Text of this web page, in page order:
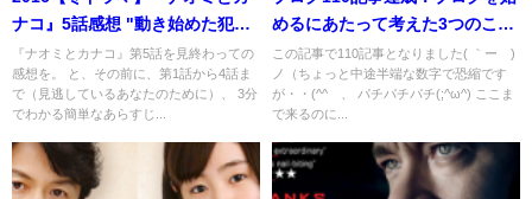
ナコ』5話感想 "動き始めた犯
罪!! あなたも共犯者!?"
『ナオミとカナコ』第5話を見終わっての
感想を。 と、その前に、第1話から4話ま
で（見逃しているあなたのために）、 3分
でわかる簡単なあらすじ...
めるにあたって考えた3つのこと
(-ω-)/！
この記事で110記事となりました( ｀ー´)
ノ（ちょっと中途半端な数字で恐縮です
が・・(^^ゞ、 パチパチパチ(;^ω^) ここま
で来るのに...